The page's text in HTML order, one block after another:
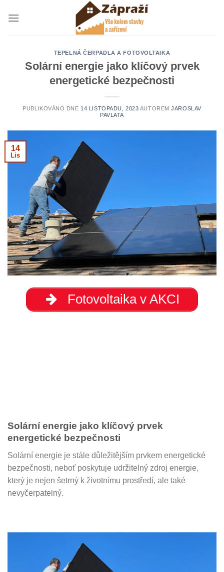
TEPELNÁ ČERPADLA A FOTOVOLTAIKA
Solární energie jako klíčový prvek
energetické bezpečnosti
PUBLIKOVÁNO DNE 14 LISTOPADU, 2023 AUTOREMJAROSLAV
PAVLATA
14
Lis
Fotovoltaika v AKCI
Solární energie jako klíčový prvek
energetické bezpečnosti
Solární energie je stále důležitějším prvkem energetické
bezpečnosti, neboť poskytuje udržitelný zdroj energie,
který je nejen šetrný k životnímu prostředí, ale také
nevyčerpatelný.